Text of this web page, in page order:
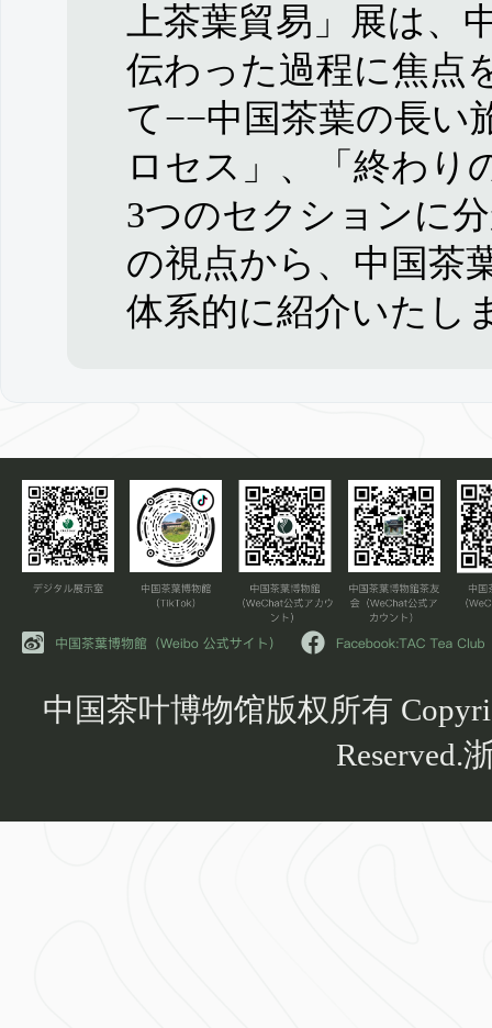
上茶葉貿易」展は
伝わった過程に焦点
て−−中国茶葉の長い
ロセス」、「終わ
3つのセクションに
の視点から、中国茶
体系的に紹介いたし
中国茶叶博物馆版权所有
Reserved.